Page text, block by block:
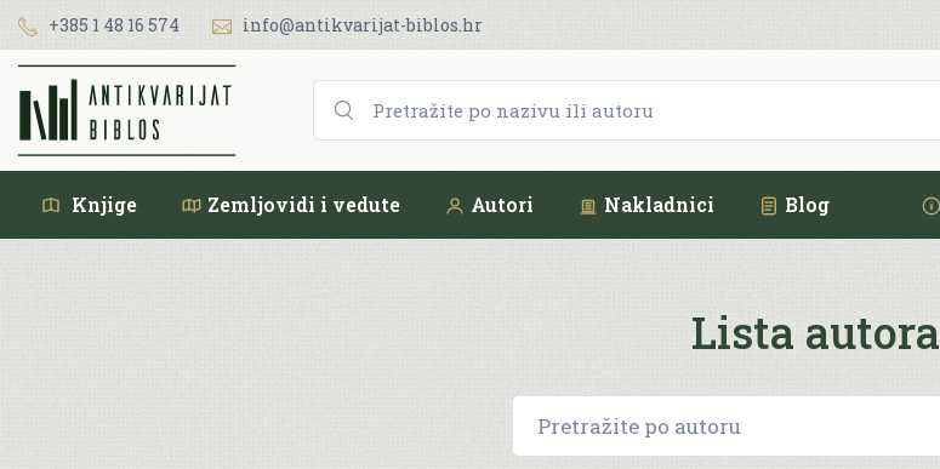
+385 1 48 16 574 info@antikvarijat-biblos.hr
Knjige Zemljovidi i vedute Autori Nakladnici Blog
Lista autora